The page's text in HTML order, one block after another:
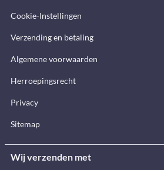
Cookie-Instellingen
Verzending en betaling
Algemene voorwaarden
Herroepingsrecht
Privacy
Sitemap
Wij verzenden met